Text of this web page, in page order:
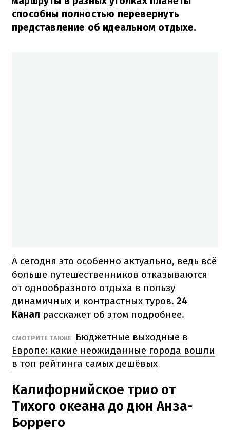
способны полностью перевернуть
представление об идеальном отдыхе.
А сегодня это особенно актуально, ведь всё
больше путешественников отказываются
от однообразного отдыха в пользу
динамичных и контрастных туров. 24
Канал расскажет об этом подробнее.
СМОТРИТЕ ТАКЖЕ
Бюджетные выходные в
Европе: какие неожиданные города вошли
в топ рейтинга самых дешёвых
Калифорнийское трио от
Тихого океана до дюн Анза-
Боррего